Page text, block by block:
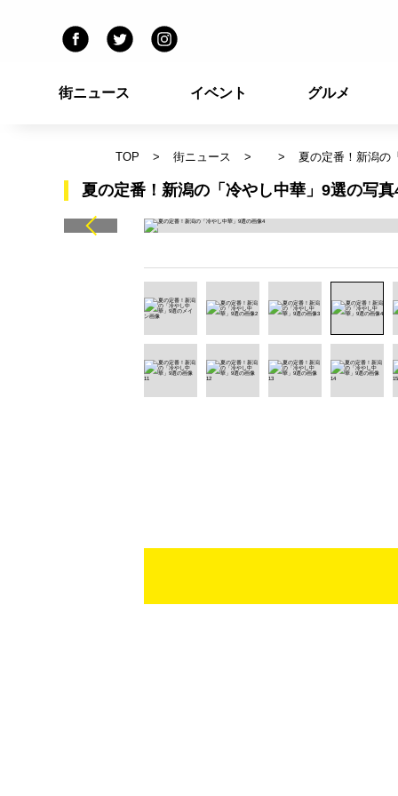
街ニュース イベント グルメ
TOP 街ニュース 夏の定番！新潟の
夏の定番！新潟の「冷やし中華」9選の写真